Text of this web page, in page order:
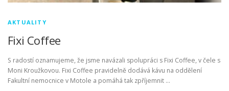
AKTUALITY
Fixi Coffee
S radostí oznamujeme, že jsme navázali spolupráci s Fixi Coffee, v čele s
Moni Kroužkovou. Fixi Coffee pravidelně dodává kávu na oddělení
Fakultní nemocnice v Motole a pomáhá tak zpříjemnit …